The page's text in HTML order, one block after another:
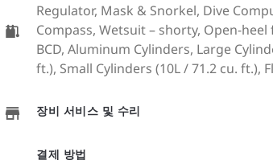
Regulator, Mask & Snorkel, Dive
Compass, Wetsuit – shorty, Open-heel
BCD, Aluminum Cylinders, Large
ft.), Small Cylinders (10L / 71.2 cu. ft.),
장비 서비스 및 수리
결제 방법